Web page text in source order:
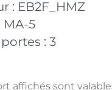
: EB2F_HMZ
MA-5
: 3
affichés sont